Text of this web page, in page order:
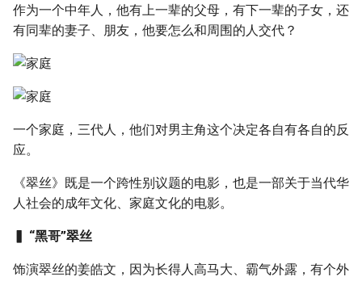
作为一个中年人，他有上一辈的父母，有下一辈的子女，还
有同辈的妻子、朋友，他要怎么和周围的人交代？
一个家庭，三代人，他们对男主角这个决定各自有各自的反
应。
《翠丝》既是一个跨性别议题的电影，也是一部关于当代华
人社会的成年文化、家庭文化的电影。
▍ “黑哥”翠丝
饰演翠丝的姜皓文，因为长得人高马大、霸气外露，有个外